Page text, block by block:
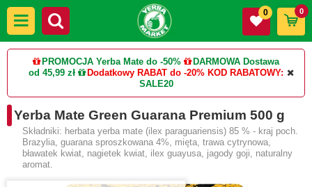
PROMOCJA Yerba Mate do -50%
DARMOWA Dostawa
od 45,99 zł
Dodatkowy RABAT do -20% KOD RABATOWY:
SALE20
0 0
Yerba Mate Green Guarana Premium 500 g
Składniki: herbata yerba mate (ilex paraguariensis) 85 % - kraj poch.
Brazylia, guarana sproszkowana 4%, mięta, trawa cytrynowa,
bławatek kwiat, nagietek kwiat, ilex guayusa, jagody goji, naturalny
aromat.